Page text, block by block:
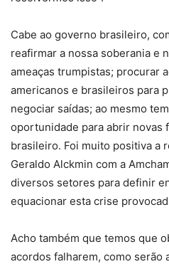
Cabe ao governo brasileiro,
reafirmar a nossa soberania e
ameaças trumpistas; procurar
americanos e brasileiros para
negociar saídas; ao mesmo
oportunidade para abrir novas
brasileiro. Foi muito positiva a
Geraldo Alckmin com a
diversos setores para definir
equacionar esta crise
Acho também que temos que
acordos falharem, como serão